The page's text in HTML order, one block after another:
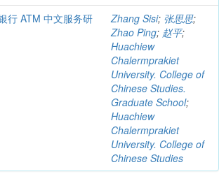
行 ATM 中文服务研
Zhang Sisi; 张思思;
Zhao Ping; 赵平;
Huachiew
Chalermprakiet
University. College of
Chinese Studies.
Graduate School;
Huachiew
Chalermprakiet
University. College of
Chinese Studies